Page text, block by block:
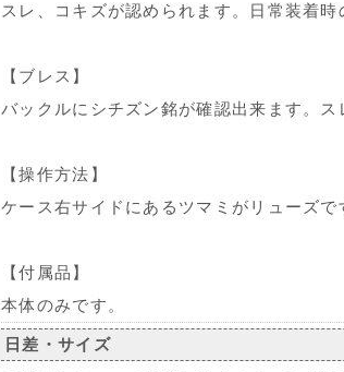
スレ、コキズが認められます。日常装着時
【ブレス】
バックルにシチズン銘が確認出来ます。
【操作方法】
ケース右サイドにあるツマミがリューズ
【付属品】
本体のみです。
日差・サイズ